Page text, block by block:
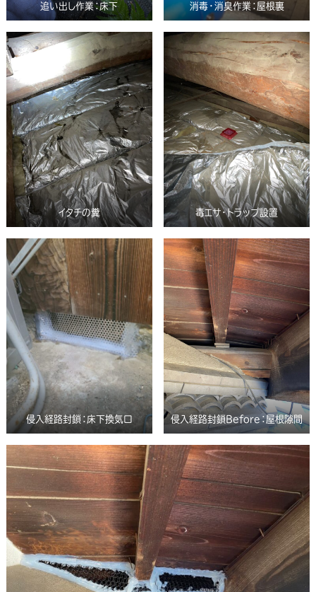
追い出し作業：床下 消毒・消臭作業：屋根裏
イタチの糞 毒エサ・トラップ設置
侵入経路封鎖：床下換気口 侵入経路封鎖Before：屋根隙間